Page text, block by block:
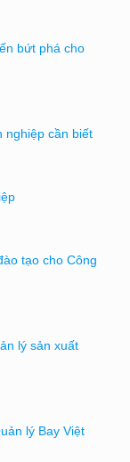
bứt phá cho
nghiệp cần biết
tạo cho Công
lý sản xuất
lý Bay Việt